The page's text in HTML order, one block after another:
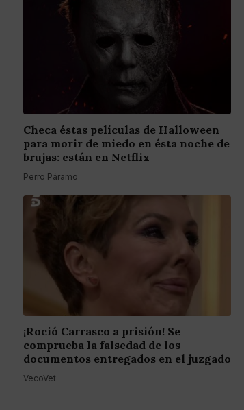
Checa éstas películas de Halloween
para morir de miedo en ésta noche de
brujas: están en Netflix
Perro Páramo
¡Roció Carrasco a prisión! Se
comprueba la falsedad de los
documentos entregados en el juzgado
VecoVet